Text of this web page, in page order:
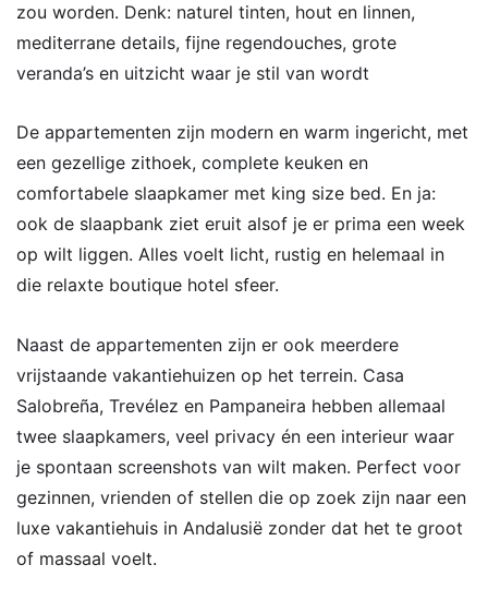
zou worden. Denk: naturel tinten, hout en linnen,
mediterrane details, fijne regendouches, grote
veranda’s en uitzicht waar je stil van wordt
De appartementen zijn modern en warm ingericht, met
een gezellige zithoek, complete keuken en
comfortabele slaapkamer met king size bed. En ja:
ook de slaapbank ziet eruit alsof je er prima een week
op wilt liggen. Alles voelt licht, rustig en helemaal in
die relaxte boutique hotel sfeer.
Naast de appartementen zijn er ook meerdere
vrijstaande vakantiehuizen op het terrein. Casa
Salobreña, Trevélez en Pampaneira hebben allemaal
twee slaapkamers, veel privacy én een interieur waar
je spontaan screenshots van wilt maken. Perfect voor
gezinnen, vrienden of stellen die op zoek zijn naar een
luxe vakantiehuis in Andalusië zonder dat het te groot
of massaal voelt.